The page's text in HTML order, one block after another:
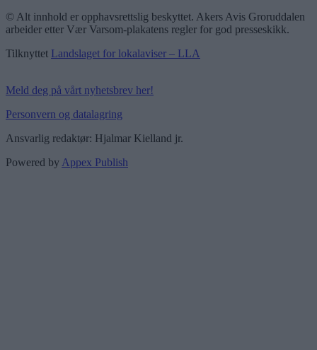
© Alt innhold er opphavsrettslig beskyttet. Akers Avis Groruddalen
arbeider etter Vær Varsom-plakatens regler for god presseskikk.
Tilknyttet Landslaget for lokalaviser – LLA
Meld deg på vårt nyhetsbrev her!
Personvern og datalagring
Ansvarlig redaktør: Hjalmar Kielland jr.
Powered byAppex Publish